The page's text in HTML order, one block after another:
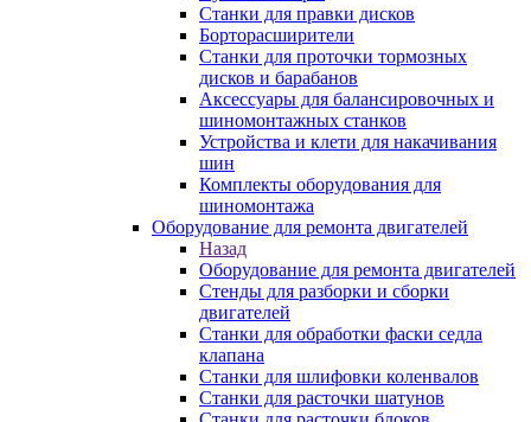
Станки для правки дисков
Борторасширители
Станки для проточки тормозных
дисков и барабанов
Аксессуары для балансировочных и
шиномонтажных станков
Устройства и клети для накачивания
шин
Комплекты оборудования для
шиномонтажа
Оборудование для ремонта двигателей
Назад
Оборудование для ремонта двигателей
Стенды для разборки и сборки
двигателей
Станки для обработки фаски седла
клапана
Станки для шлифовки коленвалов
Станки для расточки шатунов